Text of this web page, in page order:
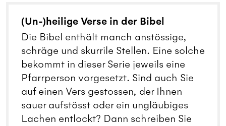
(Un-)heilige Verse in der Bibel
Die Bibel enthält manch anstössige,
schräge und skurrile Stellen. Eine solche
bekommt in dieser Serie jeweils eine
Pfarrperson vorgesetzt. Sind auch Sie
auf einen Vers gestossen, der Ihnen
sauer aufstösst oder ein ungläubiges
Lachen entlockt? Dann schreiben Sie